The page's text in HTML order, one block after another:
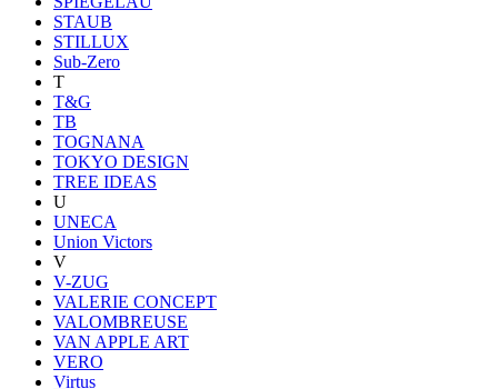
STAUB
STILLUX
Sub-Zero
T
T&G
TB
TOGNANA
TOKYO DESIGN
TREE IDEAS
U
UNECA
Union Victors
V
V-ZUG
VALERIE CONCEPT
VALOMBREUSE
VAN APPLE ART
VERO
Virtus